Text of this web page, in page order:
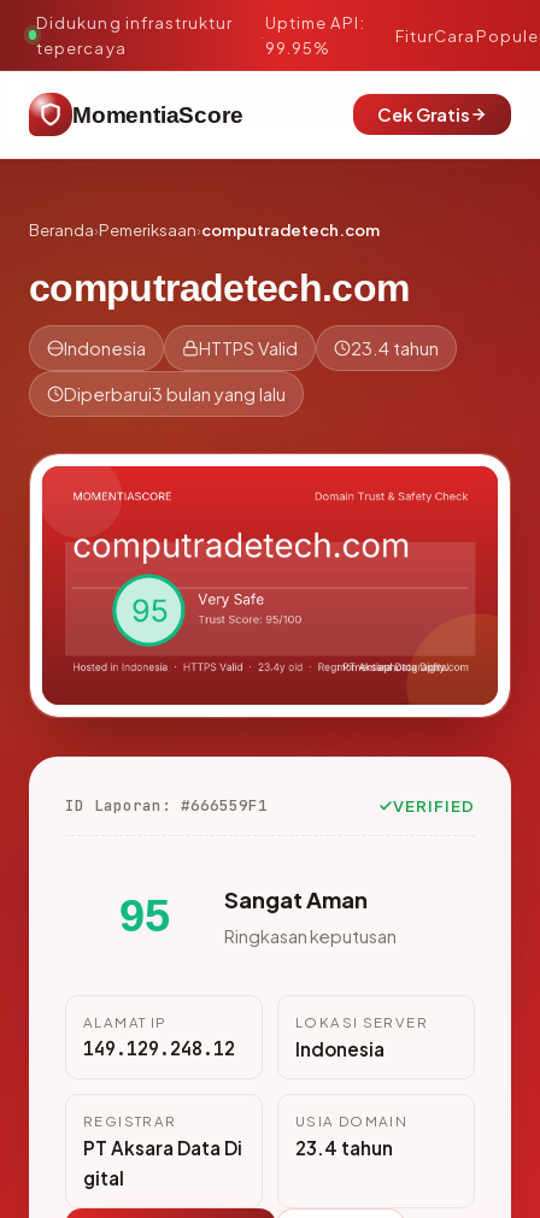
Didukung infrastruktur
tepercaya
·
Uptime API:
99.95%
FiturCara
MomentiaScore Cek Gratis
Beranda›Pemeriksaan›computradetech.com
computradetech.com
Indonesia HTTPS Valid 23.4 tahun
Diperbarui3 bulan yang lalu
ID Laporan: #666559F1 VERIFIED
95 Sangat Aman
Ringkasan keputusan
ALAMAT IP
149.129.248.12
LOKASI SERVER
Indonesia
REGISTRAR
PT Aksara Data Di
gital
USIA DOMAIN
23.4 tahun